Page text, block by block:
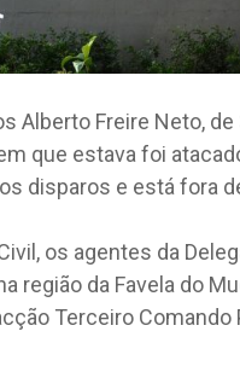
Alberto Freire Neto,
que estava foi
disparos e está fora
os agentes da
região da Favela do
Terceiro Comando